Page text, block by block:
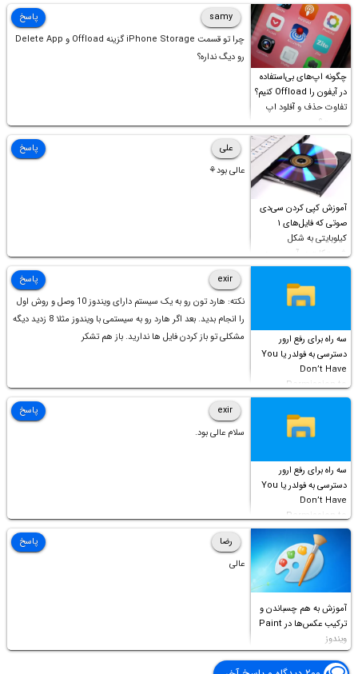
چگونه اپ‌های بی‌استفاده
در آیفون را Offload کنیم؟
تفاوت حذف و آفلود اپ
چیست؟
samy
چرا تو قسمت iPhone Storage گزینه Offload و Delete App
رو دیگ نداره؟
پاسخ
آموزش کپی کردن سی‌دی
صوتی که فایل‌های ۱
کیلوبایتی به شکل
شورت‌کات در آن موجود
است!
علی
عالی بود⚘
پاسخ
سه راه برای رفع ارور
دسترسی به فولدر یا You
Don’t Have
Permission to
Access this folder
exir
نکته: هارد تون رو به یک سیستم دارای ویندوز 10 وصل و روش اول
را انجام بدید. بعد اگر هارد رو به سیستمی با ویندوز مثلا 8 زدید دیگه
مشکلی تو باز کردن فایل ها ندارید. باز هم تشکر
پاسخ
سه راه برای رفع ارور
دسترسی به فولدر یا You
Don’t Have
Permission to
Access this folder
exir
سلام عالی بود.
پاسخ
آموزش به هم چسباندن و
ترکیب عکس‌ها در Paint
ویندوز
رضا
عالی
پاسخ